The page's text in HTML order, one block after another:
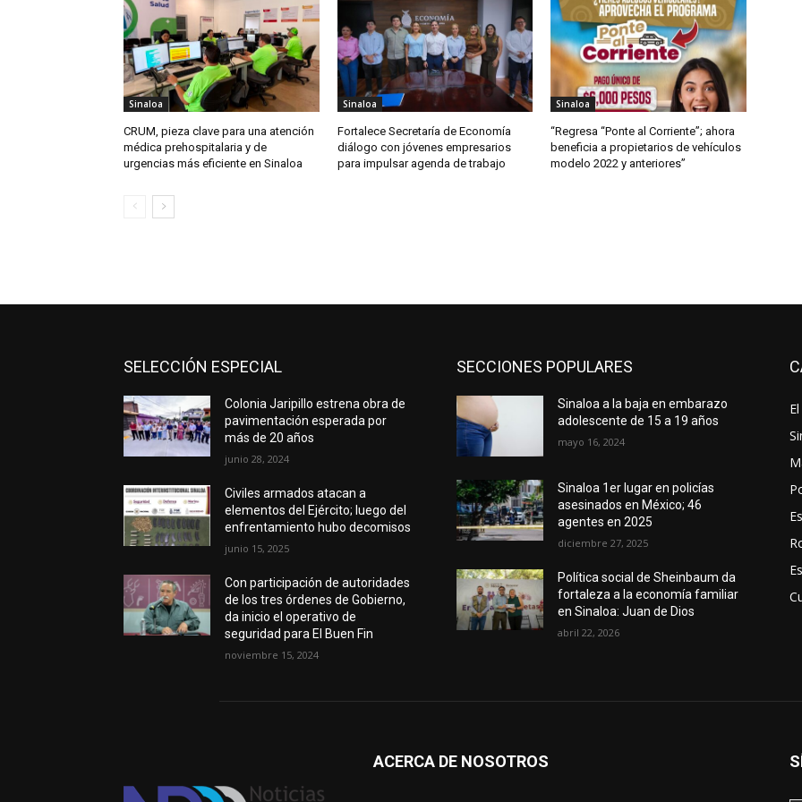
Sinaloa
CRUM, pieza clave para una atención
médica prehospitalaria y de
urgencias más eficiente en Sinaloa
Sinaloa
Fortalece Secretaría de Economía
diálogo con jóvenes empresarios
para impulsar agenda de trabajo
Sinaloa
“Regresa “Ponte al Corriente”; ahora
beneficia a propietarios de vehículos
modelo 2022 y anteriores”
SELECCIÓN ESPECIAL
Colonia Jaripillo estrena obra de
pavimentación esperada por
más de 20 años
junio 28, 2024
Civiles armados atacan a
elementos del Ejército; luego del
enfrentamiento hubo decomisos
junio 15, 2025
Con participación de autoridades
de los tres órdenes de Gobierno,
da inicio el operativo de
seguridad para El Buen Fin
noviembre 15, 2024
SECCIONES POPULARES
Sinaloa a la baja en embarazo
adolescente de 15 a 19 años
mayo 16, 2024
Sinaloa 1er lugar en policías
asesinados en México; 46
agentes en 2025
diciembre 27, 2025
Política social de Sheinbaum da
fortaleza a la economía familiar
en Sinaloa: Juan de Dios
abril 22, 2026
ACERCA DE NOSOTROS